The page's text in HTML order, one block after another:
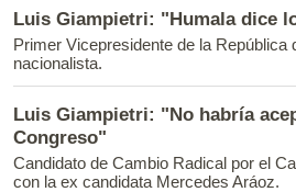
Luis Giampietri: "Humala dice
Primer Vicepresidente de la República
nacionalista.
Luis Giampietri: "No habría
Congreso"
Candidato de Cambio Radical por el
con la ex candidata Mercedes Aráoz.